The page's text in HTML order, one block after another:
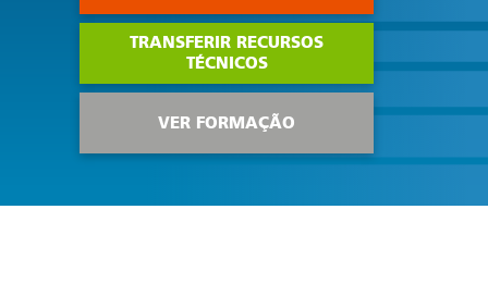
TRANSFERIR RECURSOS
TÉCNICOS
VER FORMAÇÃO